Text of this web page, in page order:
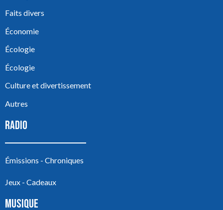
Faits divers
Économie
Écologie
Écologie
Culture et divertissement
Autres
RADIO
Émissions - Chroniques
Jeux - Cadeaux
MUSIQUE